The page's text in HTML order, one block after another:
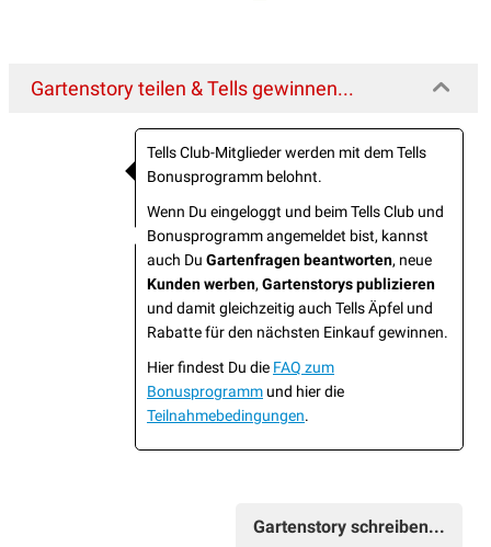
Gartenstory teilen & Tells gewinnen...
Tells Club-Mitglieder werden mit dem Tells
Bonusprogramm belohnt.
Wenn Du eingeloggt und beim Tells Club und
Bonusprogramm angemeldet bist, kannst
auch Du Gartenfragen beantworten, neue
Kunden werben, Gartenstorys publizieren
und damit gleichzeitig auch Tells Äpfel und
Rabatte für den nächsten Einkauf gewinnen.
Hier findest Du die FAQ zum
Bonusprogramm und hier die
Teilnahmebedingungen.
Gartenstory schreiben...